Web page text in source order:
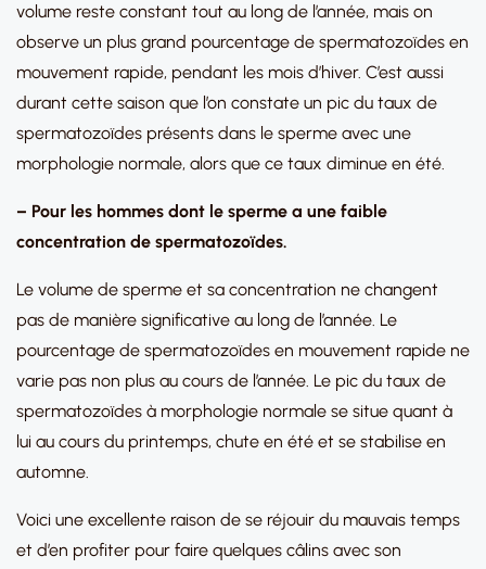
volume reste constant tout au long de l’année, mais on
observe un plus grand pourcentage de spermatozoïdes en
mouvement rapide, pendant les mois d’hiver. C’est aussi
durant cette saison que l’on constate un pic du taux de
spermatozoïdes présents dans le sperme avec une
morphologie normale, alors que ce taux diminue en été.
– Pour les hommes dont le sperme a une faible
concentration de spermatozoïdes.
Le volume de sperme et sa concentration ne changent
pas de manière significative au long de l’année. Le
pourcentage de spermatozoïdes en mouvement rapide ne
varie pas non plus au cours de l’année. Le pic du taux de
spermatozoïdes à morphologie normale se situe quant à
lui au cours du printemps, chute en été et se stabilise en
automne.
Voici une excellente raison de se réjouir du mauvais temps
et d’en profiter pour faire quelques câlins avec son